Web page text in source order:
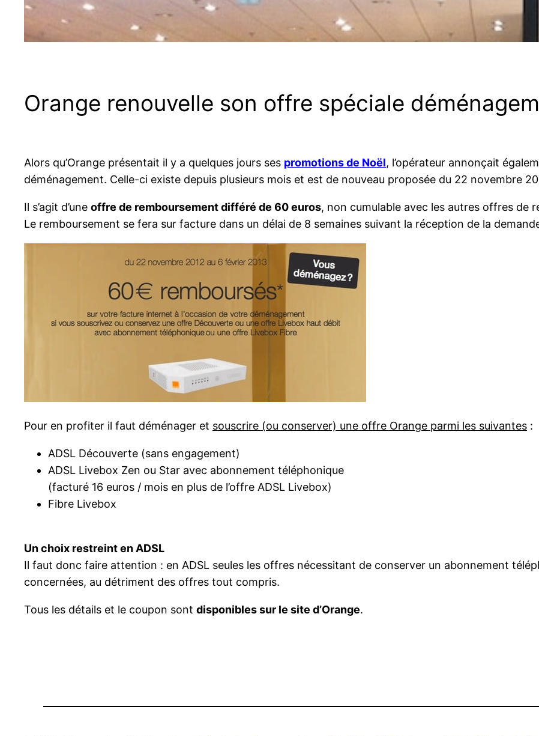
Orange renouvelle son offre spéciale
Alors qu’Orange présentait il y a quelques jours ses promotions de Noël, l’opérateur annonçait
déménagement. Celle-ci existe depuis plusieurs mois et est de nouveau proposée du 22 novembre
Il s’agit d’une offre de remboursement différé de 60 euros, non cumulable avec les autres offres de
Le remboursement se fera sur facture dans un délai de 8 semaines suivant la réception de la
Pour en profiter il faut déménager et souscrire (ou conserver) une offre Orange parmi les suivantes :
ADSL Découverte (sans engagement)
ADSL Livebox Zen ou Star avec abonnement téléphonique
(facturé 16 euros / mois en plus de l’offre ADSL Livebox)
Fibre Livebox
Un choix restreint en ADSL
Il faut donc faire attention : en ADSL seules les offres nécessitant de conserver un abonnement
concernées, au détriment des offres tout compris.
Tous les détails et le coupon sont disponibles sur le site d’Orange.